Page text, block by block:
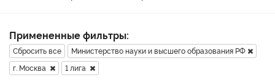
Примененные фильтры:
Сбросить все
Министерство науки и высшего образования РФ
г. Москва
1 лига